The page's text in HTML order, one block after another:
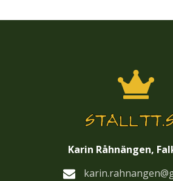
Karin Råhnängen,